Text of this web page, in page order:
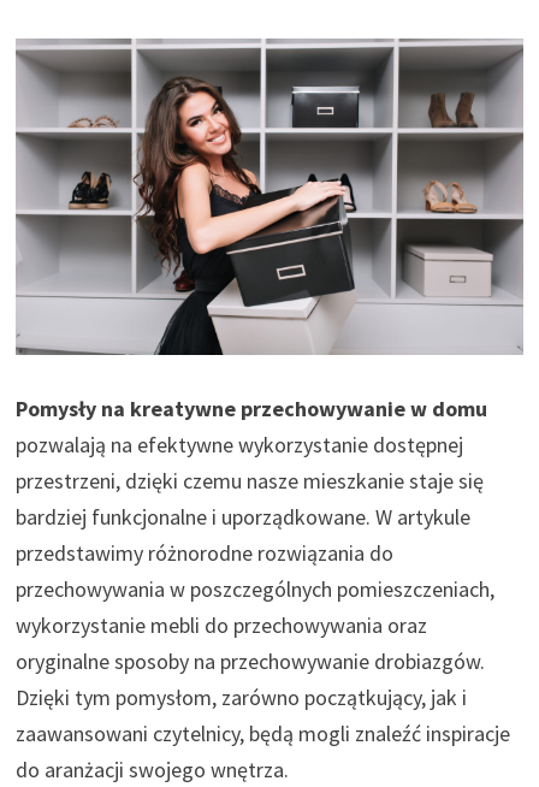
Pomysły na kreatywne przechowywanie w domu
pozwalają na efektywne wykorzystanie dostępnej
przestrzeni, dzięki czemu nasze mieszkanie staje się
bardziej funkcjonalne i uporządkowane. W artykule
przedstawimy różnorodne rozwiązania do
przechowywania w poszczególnych pomieszczeniach,
wykorzystanie mebli do przechowywania oraz
oryginalne sposoby na przechowywanie drobiazgów.
Dzięki tym pomysłom, zarówno początkujący, jak i
zaawansowani czytelnicy, będą mogli znaleźć inspiracje
do aranżacji swojego wnętrza.